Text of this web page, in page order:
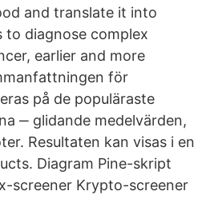
and translate it into
to diagnose complex
earlier and more
för
på de populäraste
‒ glidande medelvärden,
Resultaten kan visas i en
Diagram Pine-skript
screener Krypto-screener